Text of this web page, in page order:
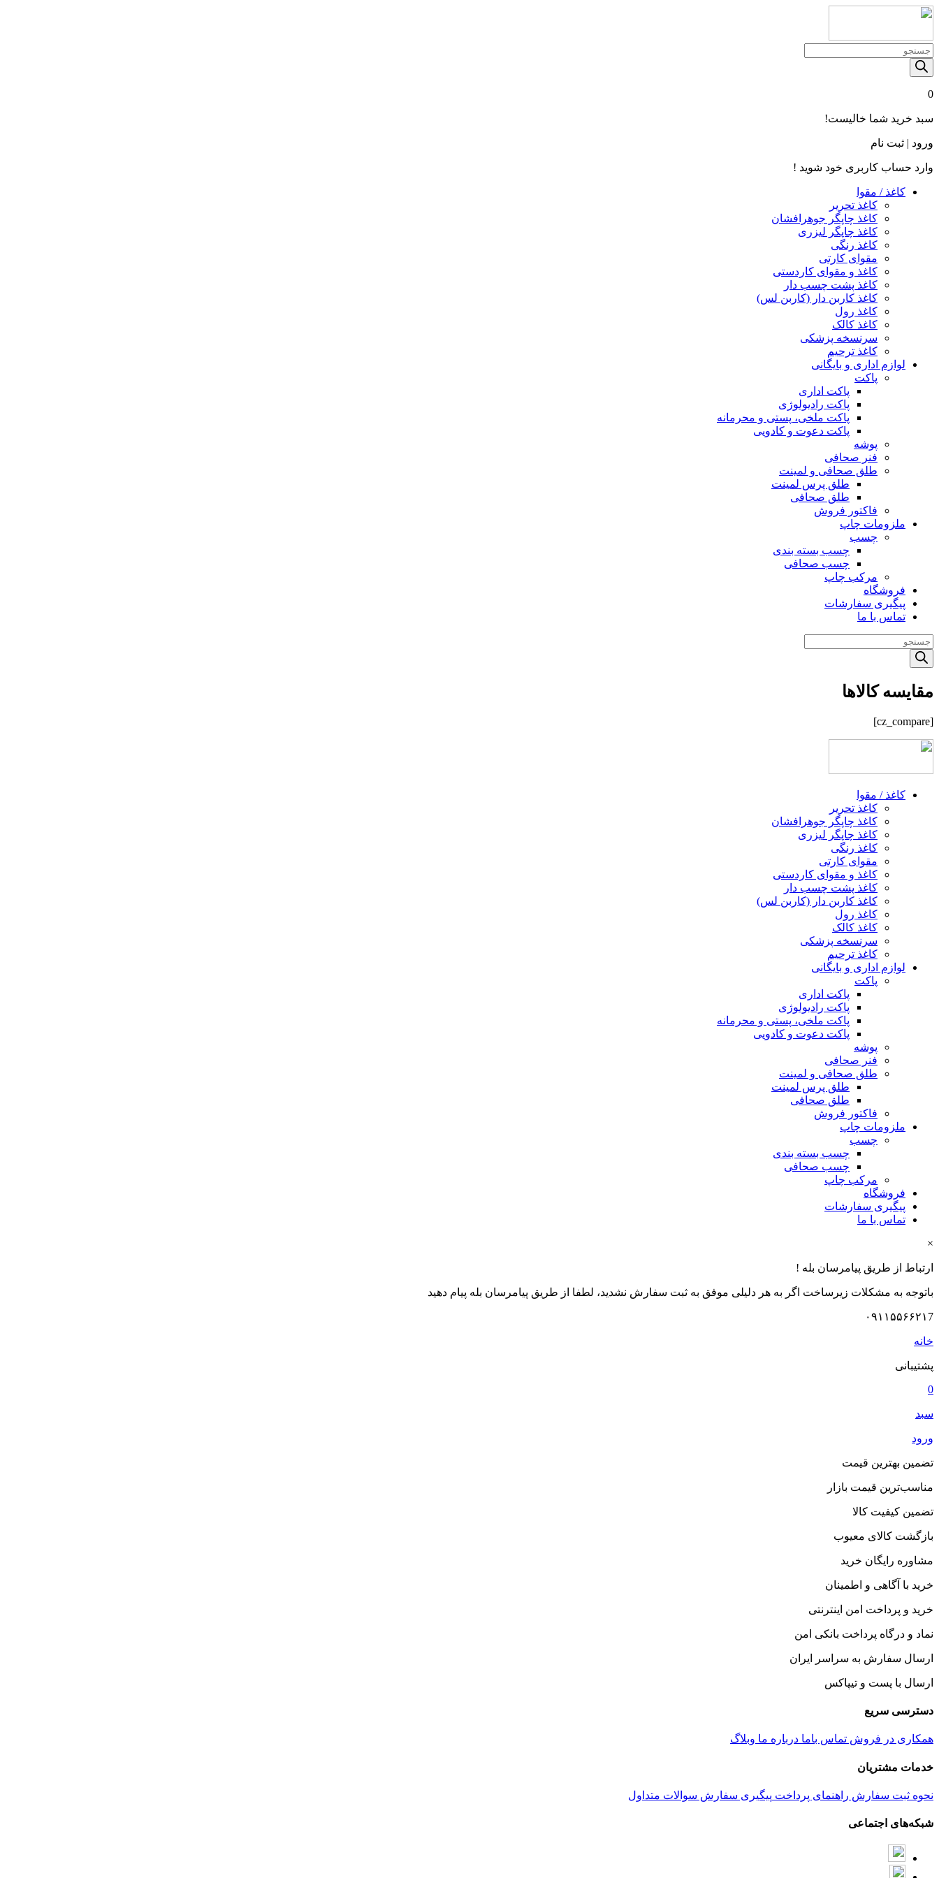
Products
search
0
سبد خرید شما خالیست!
ورود | ثبت نام
وارد حساب کاربری خود شوید !
کاغذ / مقوا
کاغذ تحریر
کاغذ چاپگر جوهرافشان
کاغذ چاپگر لیزری
کاغذ رنگی
مقوای کارتی
کاغذ و مقوای کاردستی
کاغذ پشت چسب‌ دار
کاغذ کاربن‌ دار (کاربن‌ لس)
کاغذ رول
کاغذ کالک
سرنسخه پزشکی
کاغذ ترحیم
لوازم اداری و بایگانی
پاکت
پاکت اداری
پاکت رادیولوژی
پاکت ملخی، پستی و محرمانه
پاکت دعوت و کادویی
پوشه
فنر صحافی
طلق صحافی و لمینت
طلق پرس لمینت
طلق صحافی
فاکتور فروش
ملزومات چاپ
چسب
چسب بسته بندی
چسب صحافی
مرکب چاپ
فروشگاه
پیگیری سفارشات
تماس با ما
Products
search
مقایسه کالاها
[cz_compare]
کاغذ / مقوا
کاغذ تحریر
کاغذ چاپگر جوهرافشان
کاغذ چاپگر لیزری
کاغذ رنگی
مقوای کارتی
کاغذ و مقوای کاردستی
کاغذ پشت چسب‌ دار
کاغذ کاربن‌ دار (کاربن‌ لس)
کاغذ رول
کاغذ کالک
سرنسخه پزشکی
کاغذ ترحیم
لوازم اداری و بایگانی
پاکت
پاکت اداری
پاکت رادیولوژی
پاکت ملخی، پستی و محرمانه
پاکت دعوت و کادویی
پوشه
فنر صحافی
طلق صحافی و لمینت
طلق پرس لمینت
طلق صحافی
فاکتور فروش
ملزومات چاپ
چسب
چسب بسته بندی
چسب صحافی
مرکب چاپ
فروشگاه
پیگیری سفارشات
تماس با ما
×
ارتباط از طریق پیامرسان بله !
باتوجه به مشکلات زیرساخت اگر به هر دلیلی موفق به ثبت سفارش نشدید، لطفا از طریق پیامرسان بله پیام دهید
۰۹۱۱۵۵۶۶۲۱7
خانه
پشتیبانی
0
سبد
ورود
تضمین بهترین قیمت
مناسب‌ترین قیمت بازار
تضمین کیفیت کالا
بازگشت کالای معیوب
مشاوره رایگان خرید
خرید با آگاهی و اطمینان
خرید و پرداخت امن اینترنتی
نماد و درگاه پرداخت بانکی امن
ارسال سفارش به سراسر ایران
ارسال با پست و تیپاکس
دسترسی سریع
همکاری در فروش تماس باما درباره ما وبلاگ
خدمات مشتریان
نحوه ثبت سفارش راهنمای پرداخت پیگیری سفارش سوالات متداول
شبکه‌های اجتماعی